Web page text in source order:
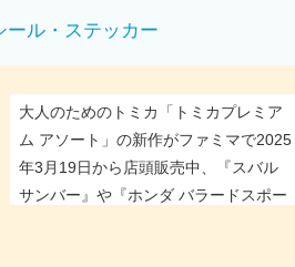
ル・ステッカー
大人のためのトミカ「トミカプレミア
ム アソート」の新作がファミマで2025
年3月19日から店頭販売中、『スバル
サンバー』や『ホンダ バラードスポー
ツ CR-X』など4車種が登場